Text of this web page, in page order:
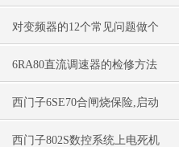
路
对变频器的12个常见问题做个
解答
6RA80直流调速器的检修方法
西门子6SE70合闸烧保险,启动
跳闸维修
西门子802S数控系统上电死机